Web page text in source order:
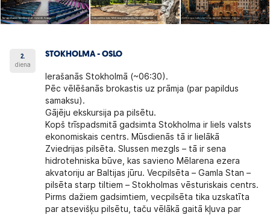
2.
diena
STOKHOLMA - OSLO
Ierašanās Stokholmā (~06:30).
Pēc vēlēšanās brokastis uz prāmja (par papildus
samaksu).
Gājēju ekskursija pa pilsētu.
Kopš trīspadsmitā gadsimta Stokholma ir liels valsts
ekonomiskais centrs. Mūsdienās tā ir lielākā
Zviedrijas pilsēta. Slussen mezgls – tā ir sena
hidrotehniska būve, kas savieno Mēlarena ezera
akvatoriju ar Baltijas jūru. Vecpilsēta – Gamla Stan –
pilsēta starp tiltiem – Stokholmas vēsturiskais centrs.
Pirms dažiem gadsimtiem, vecpilsēta tika uzskatīta
par atsevišķu pilsētu, taču vēlākā gaitā kļuva par